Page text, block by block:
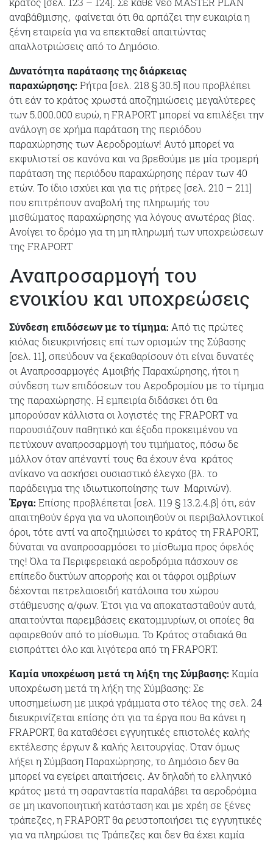
αναβάθμισης, φαίνεται ότι θα αρπάζει την ευκαιρία η
ξένη εταιρεία για να επεκταθεί απαιτώντας
απαλλοτριώσεις από το Δημόσιο.
Δυνατότητα παράτασης της διάρκειας
παραχώρησης: Ρήτρα [σελ. 218 § 30.5] που προβλέπει
ότι εάν το κράτος χρωστά αποζημιώσεις μεγαλύτερες
των 5.000.000 ευρώ, η FRAPORT μπορεί να επιλέξει την
ανάλογη σε χρήμα παράταση της περιόδου
παραχώρησης των Αεροδρομίων! Αυτό μπορεί να
εκφυλιστεί σε κανόνα και να βρεθούμε με μία τρομερή
παράταση της περιόδου παραχώρησης πέραν των 40
ετών. Το ίδιο ισχύει και για τις ρήτρες [σελ. 210 – 211]
που επιτρέπουν αναβολή της πληρωμής του
μισθώματος παραχώρησης για λόγους ανωτέρας βίας.
Ανοίγει το δρόμο για τη μη πληρωμή των υποχρεώσεων
της FRAPORT
Αναπροσαρμογή του
ενοικίου και υποχρεώσεις
Σύνδεση επιδόσεων με το τίμημα: Από τις πρώτες
κιόλας διευκρινήσεις επί των ορισμών της Σύβασης
[σελ. 11], σπεύδουν να ξεκαθαρίσουν ότι είναι δυνατές
οι Αναπροσαρμογές Αμοιβής Παραχώρησης, ήτοι η
σύνδεση των επιδόσεων του Αεροδρομίου με το τίμημα
της παραχώρησης. Η εμπειρία διδάσκει ότι θα
μπορούσαν κάλλιστα οι λογιστές της FRAPORT να
παρουσιάζουν παθητικό και έξοδα προκειμένου να
πετύχουν αναπροσαρμογή του τιμήματος, πόσω δε
μάλλον όταν απέναντί τους θα έχουν ένα κράτος
ανίκανο να ασκήσει ουσιαστικό έλεγχο (βλ. το
παράδειγμα της ιδιωτικοποίησης των Μαρινών).
Έργα: Επίσης προβλέπεται [σελ. 119 § 13.2.4.β] ότι, εάν
απαιτηθούν έργα για να υλοποιηθούν οι περιβαλλοντικοί
όροι, τότε αντί να αποζημιώσει το κράτος τη FRAPORT,
δύναται να αναπροσαρμόσει το μίσθωμα προς όφελός
της! Όλα τα Περιφερειακά αεροδρόμια πάσχουν σε
επίπεδο δικτύων απορροής και οι τάφροι ομβρίων
δέχονται πετρελαιοειδή κατάλοιπα του χώρου
στάθμευσης α/φων. Έτσι για να αποκατασταθούν αυτά,
απαιτούνται παρεμβάσεις εκατομμυρίων, οι οποίες θα
αφαιρεθούν από το μίσθωμα. Το Κράτος σταδιακά θα
εισπράττει όλο και λιγότερα από τη FRAPORT.
Καμία υποχρέωση μετά τη λήξη της Σύμβασης: Καμία
υποχρέωση μετά τη λήξη της Σύμβασης: Σε
υποσημείωση με μικρά γράμματα στο τέλος της σελ. 24
διευκρινίζεται επίσης ότι για τα έργα που θα κάνει η
FRAPORT, θα καταθέσει εγγυητικές επιστολές καλής
εκτέλεσης έργων & καλής λειτουργίας. Όταν όμως
λήξει η Σύμβαση Παραχώρησης, το Δημόσιο δεν θα
μπορεί να εγείρει απαιτήσεις. Αν δηλαδή το ελληνικό
κράτος μετά τη σαρανταετία παραλάβει τα αεροδρόμια
σε μη ικανοποιητική κατάσταση και με χρέη σε ξένες
τράπεζες, η FRAPORT θα ρευστοποιήσει τις εγγυητικές
για να πληρώσει τις Τράπεζες και δεν θα έχει καμία